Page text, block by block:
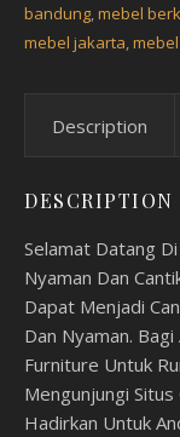
bandung mebel
mebel jakarta
Description
DESCRIPTION
Selamat Datang
Nyaman Dan
Dapat Menjadi
Dan Nyaman.
Furniture Untuk
Mengunjungi
Hadirkan Untuk